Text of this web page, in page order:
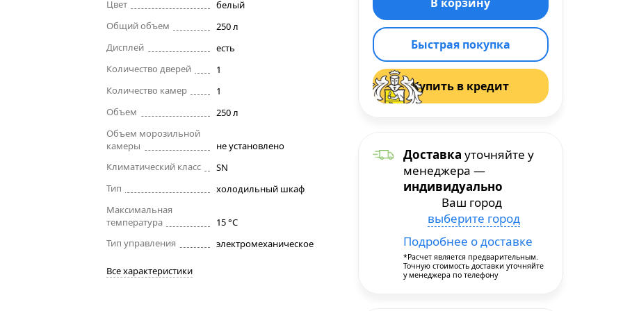
Цвет
белый
Общий объем
250 л
Дисплей
есть
Количество дверей
1
Количество камер
1
Объем
250 л
Объем морозильной
камеры
не установлено
Климатический класс
SN
Тип
холодильный шкаф
Максимальная
температура
15 °C
Тип управления
электромеханическое
Все характеристики
Быстрая покупка
Купить в кредит
Доставка уточняйте у
менеджера —
индивидуально
Ваш город
выберите город
Подробнее о доставке
*Расчет является предварительным.
Точную стоимость доставки уточняйте
у менеджера по телефону